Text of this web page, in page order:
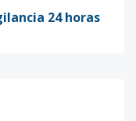
24 horas